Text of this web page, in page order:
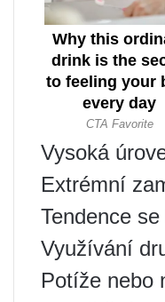
Vysoká
Extrémní
Tendence
Využívání
Potíže nebo